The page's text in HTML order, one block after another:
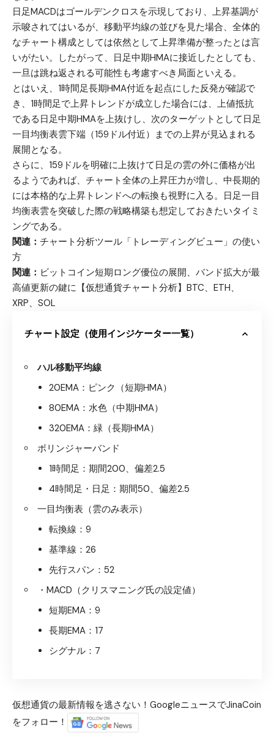
日足MACDはゴールデンクロスを示現しており、上昇基調が
示唆されてはいるが、移動平均線の並びを見た場合、全体的
なチャート構成としては依然として上昇準備が整ったとは言
いがたい。したがって、日足中期HMAに接近したとしても、
一旦は跳ね返される可能性も考慮すべき局面といえる。
とはいえ、1時間足長期HMA付近を起点にした反発が確認で
き、1時間足で上昇トレンドが成立した場合には、上値抵抗
である日足中期HMAを上抜けし、次のターゲットとして日足
一目均衡表雲下端（159ドル付近）までの上昇が見込まれる
展開となる。
さらに、159ドルを明確に上抜けて日足の雲の外に価格が出
るようであれば、チャート全体の上昇圧力が増し、中長期的
には本格的な上昇トレンドへの転換も視野に入る。日足一目
均衡表雲を突破した際の戦略構築も想定しておきたいタイミ
ングである。
関連： チャート分析ツール「トレーディングビュー」の使い
方
関連： ビットコイン短期ロング優位の展開、バンド拡大が最
高値更新の鍵に【仮想通貨チャート分析】BTC、ETH、
XRP、SOL
チャート設定（使用インジケーター一覧）
ハル移動平均線
20EMA：ピンク（短期HMA）
80EMA：水色（中期HMA）
320EMA：緑（長期HMA）
ボリンジャーバンド
1時間足：期間200、偏差2.5
4時間足・日足：期間50、偏差2.5
一目均衡表（雲のみ表示）
転換線：9
基準線：26
先行スパン：52
・MACD（クリスマニング氏の設定値）
短期EMA：9
長期EMA：17
シグナル：7
仮想通貨の最新情報を逃さない！GoogleニュースでJinaCoin
をフォロー！